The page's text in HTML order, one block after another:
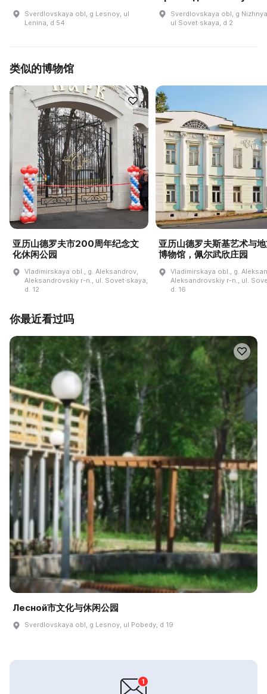
Sverdlovskaya obl, g Lesnoy, ul
Lenina, d 54
Sverdlovskaya obl, g
ul Sovet·skaya, d 2
类似的博物馆
亚历山德罗夫市200周年纪念文
化休闲公园
Vladimirskaya obl., g. Aleksandrov,
Aleksandrovskiy r-n., ul. Sovet·skaya,
d. 12
亚历山德罗夫斯基艺术与
博物馆，佩尔武欣庄园
Vladimirskaya obl., g.
Aleksandrovskiy r-n., ul.
d. 16
你最近看过吗
Лесной市文化与休闲公园
Sverdlovskaya obl, g Lesnoy, ul Pobedy, d 19